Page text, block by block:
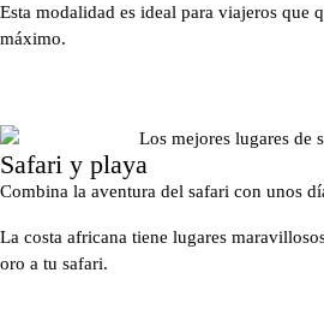
Esta modalidad es ideal para viajeros que
máximo.
Safari y playa
Combina la aventura del safari con unos
La costa africana tiene lugares
oro a tu safari.